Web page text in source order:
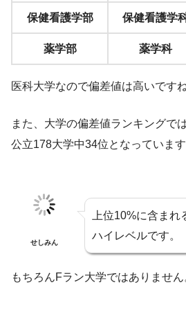
保健看護学部 保健看護学
薬学部 薬学科
医科大学なので偏差値は高いですね
また、大学の偏差値ランキングで
公立178大学中34位となっています
せしみん
上位10%に含ま
ハイレベルです。
もちろんFラン大学ではありません